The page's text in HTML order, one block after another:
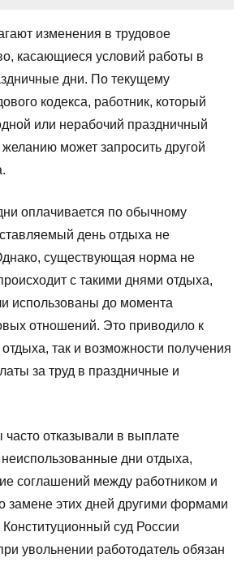
изменения в трудовое
касающиеся условий работы в
дни. По текущему
кодекса, работник, который
или нерабочий праздничный
может запросить другой
оплачивается по обычному
день отдыха не
существующая норма не
с такими днями отдыха,
использованы до момента
отношений. Это приводило к
так и возможности получения
за труд в праздничные и
отказывали в выплате
дни отдыха,
соглашений между работником и
замене этих дней другими формами
суд России
увольнении работодатель обязан